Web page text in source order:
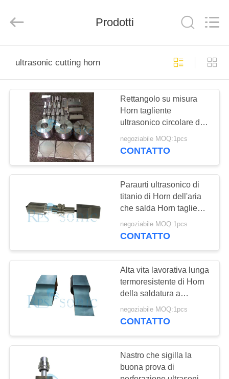
PRODOTTI
CIRCA
GIRO
FABBRICA
DI
QUALITÀ
CONTATTICI
Equipment
Prodotti
ultrasonic cutting horn
Rettangolo su misura
Horn tagliente
ultrasonico circolare di
Horn della saldatura a
ultrasuoni
negoziabile MOQ:1pcs
CONTATTO
Paraurti ultrasonico di
titanio di Horn dell'aria
che salda Horn tagliente
ultrasonico
negoziabile MOQ:1pcs
CONTATTO
Alta vita lavorativa lunga
termoresistente di Horn
della saldatura a
ultrasuoni di ampiezza
negoziabile MOQ:1pcs
CONTATTO
Nastro che sigilla la
buona prova di